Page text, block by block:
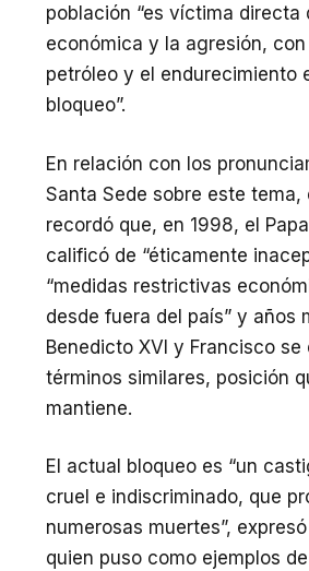
población “es víctima directa
económica y la agresión, con
petróleo y el endurecimiento
bloqueo”.
En relación con los
Santa Sede sobre este tema,
recordó que, en 1998, el
calificó de “éticamente
“medidas restrictivas
desde fuera del país” y años
Benedicto XVI y Francisco se
términos similares, posición
mantiene.
El actual bloqueo es “un
cruel e indiscriminado, que
numerosas muertes”,
quien puso como ejemplos